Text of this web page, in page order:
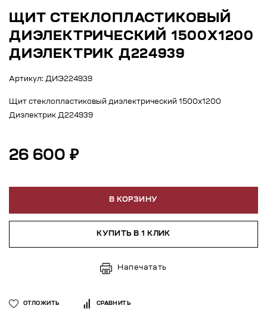
ЩИТ СТЕКЛОПЛАСТИКОВЫЙ
ДИЭЛЕКТРИЧЕСКИЙ 1500Х1200
ДИЭЛЕКТРИК Д224939
Артикул: ДИЭ224939
Щит стеклопластиковый диэлектрический 1500х1200
Диэлектрик Д224939
26 600 ₽
В КОРЗИНУ
КУПИТЬ В 1 КЛИК
Напечатать
ОТЛОЖИТЬ СРАВНИТЬ